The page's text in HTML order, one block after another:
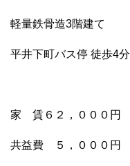
軽量鉄骨造3階建て
平井下町バス停 徒歩4分
家 賃６２，０００円
共益費 ５，０００円